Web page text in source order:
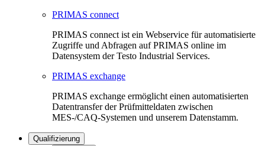
PRIMAS connect
PRIMAS connect ist ein Webservice für automatisierte
Zugriffe und Abfragen auf PRIMAS online im
Datensystem der Testo Industrial Services.
PRIMAS exchange
PRIMAS exchange ermöglicht einen automatisierten
Datentransfer der Prüfmitteldaten zwischen
MES-/CAQ-Systemen und unserem Datenstamm.
Qualifizierung